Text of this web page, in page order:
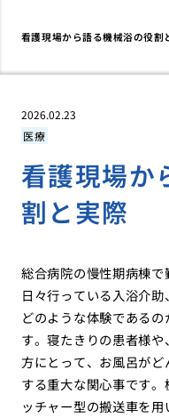
看護現場から語る機械浴の役割
2026.02.23
医療
看護現場か
割と実際
総合病院の慢性期病棟
日々行っている入浴介
どのような体験である
す。寝たきりの患者様
方にとって、お風呂が
する重大な関心事です
ッチャー型の搬送車を